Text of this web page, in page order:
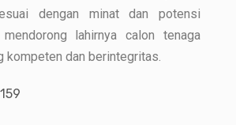
dengan minat dan potensi
lahirnya calon tenaga
kompeten dan berintegritas.
159